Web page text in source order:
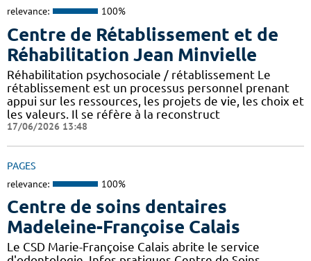
relevance: 100%
Centre de Rétablissement et de
Réhabilitation Jean Minvielle
Réhabilitation psychosociale / rétablissement Le
rétablissement est un processus personnel prenant
appui sur les ressources, les projets de vie, les choix et
les valeurs. Il se réfère à la reconstruct
17/06/2026 13:48
PAGES
relevance: 100%
Centre de soins dentaires
Madeleine-Françoise Calais
Le CSD Marie-Françoise Calais abrite le service